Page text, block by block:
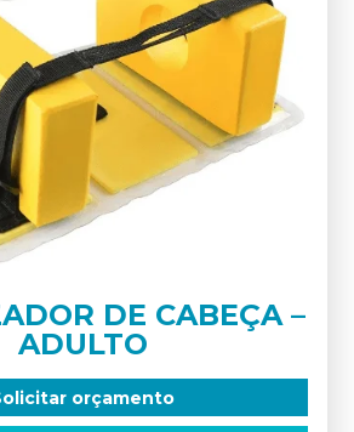
DE CABEÇA –
ADULTO
orçamento